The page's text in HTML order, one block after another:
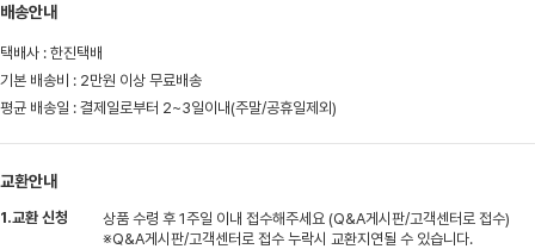
배송안내
택배사 : 한진택배
기본 배송비 : 2만원 이상 무료배송
평균 배송일 : 결제일로부터 2~3일이내(주말/공휴일제외)
교환안내
1.교환 신청
상품 수령 후 1주일 이내 접수해주세요 (Q&A게시판/고객센터로 접수)
※Q&A게시판/고객센터로 접수 누락시 교환지연될 수 있습니다.